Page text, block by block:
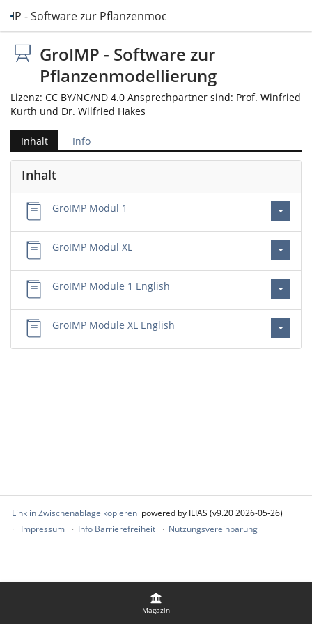
- Software zur Pflanzenmodellierung
Magazin
GroIMP - Software zur
Pflanzenmodellierung
Lizenz: CC BY/NC/ND 4.0 Ansprechpartner sind: Prof. Winfried
Kurth und Dr. Wilfried Hakes
Inhalt Info
Inhalt
GroIMP Modul 1
GroIMP Modul XL
GroIMP Module 1 English
GroIMP Module XL English
Link in Zwischenablage kopieren powered by ILIAS (v9.20 2026-05-26)
Impressum
Info Barrierefreiheit Nutzungsvereinbarung